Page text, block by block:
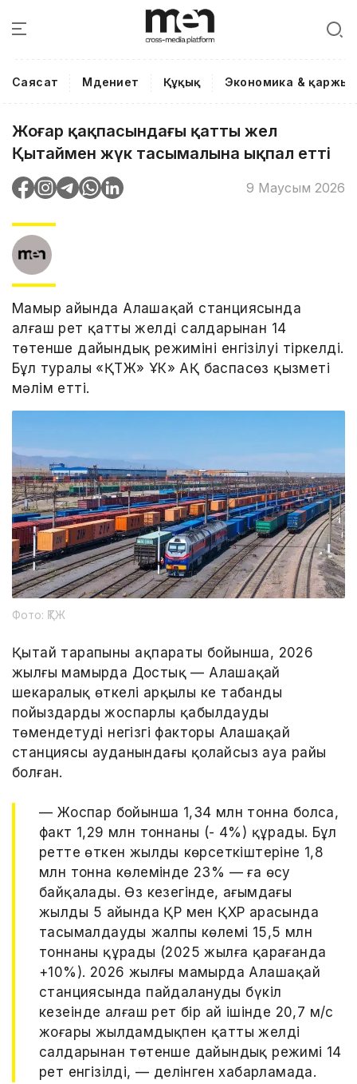
Саясат Мәдениет Құқық Экономика & қаржы
Жоңғар қақпасындағы қатты жел
Қытаймен жүк тасымалына ықпал етті
9 Маусым 2026
Мамыр айында Алашаңқай станциясында
алғаш рет қатты желдің салдарынан 14
төтенше дайындық режимінің енгізілуі тіркелді.
Бұл туралы «ҚТЖ» ҰК» АҚ баспасөз қызметі
мәлім етті.
Фото: ҚТЖ
Қытай тарапының ақпараты бойынша, 2026
жылғы мамырда Достық — Алашаңқай
шекаралық өткелі арқылы кең табанды
пойыздарды жоспарлы қабылдауды
төмендетудің негізгі факторы Алашаңқай
станциясы ауданындағы қолайсыз ауа райы
болған.
— Жоспар бойынша 1,34 млн тонна болса,
факт 1,29 млн тоннаны (- 4%) құрады. Бұл
ретте өткен жылдың көрсеткіштеріне 1,8
млн тонна көлемінде 23% — ға өсу
байқалады. Өз кезегінде, ағымдағы
жылдың 5 айында ҚР мен ҚХР арасында
тасымалдаудың жалпы көлемі 15,5 млн
тоннаны құрады (2025 жылға қарағанда
+10%). 2026 жылғы мамырда Алашаңқай
станциясында пайдаланудың бүкіл
кезеңінде алғаш рет бір ай ішінде 20,7 м/с
жоғары жылдамдықпен қатты желдің
салдарынан төтенше дайындық режимі 14
рет енгізілді, — делінген хабарламада.